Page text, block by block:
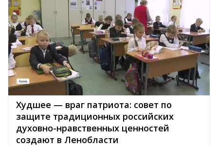
Худшее — враг патриота: совет по
защите традиционных российских
духовно-нравственных ценностей
создают в Ленобласти